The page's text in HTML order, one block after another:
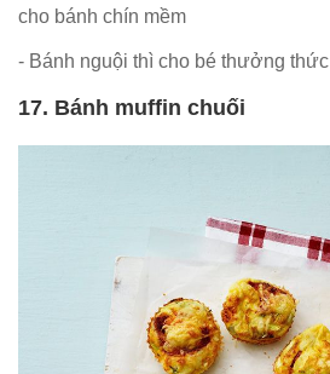
cho bánh chín mềm
- Bánh nguội thì cho bé thưởng thức
17. Bánh muffin chuối